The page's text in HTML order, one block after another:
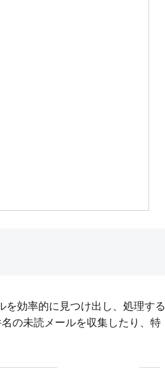
効率的に見つけ出し、処理する
の未読メールを収集したり、特